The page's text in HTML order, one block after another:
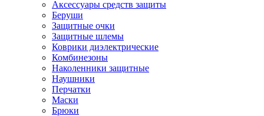
Аксессуары средств защиты
Беруши
Защитные очки
Защитные шлемы
Коврики диэлектрические
Комбинезоны
Наколенники защитные
Наушники
Перчатки
Маски
Брюки